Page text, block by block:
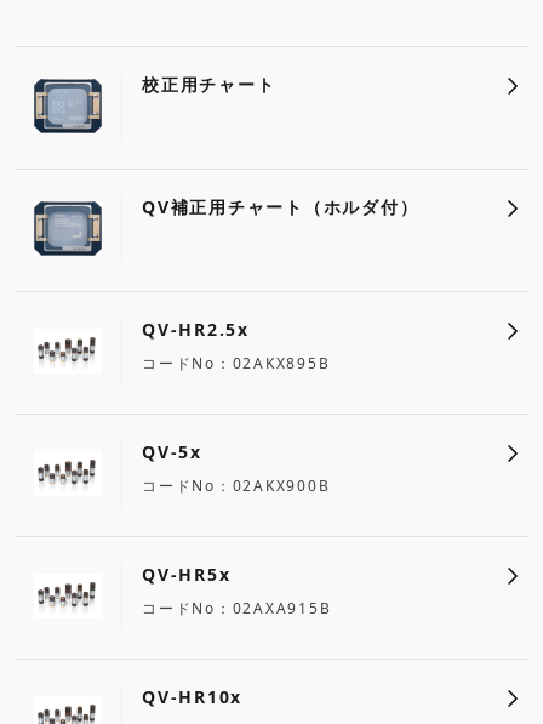
校正用チャート
QV補正用チャート（ホルダ付）
QV-HR2.5x
コードNo 02AKX895B
QV-5x
コードNo 02AKX900B
QV-HR5x
コードNo 02AXA915B
QV-HR10x